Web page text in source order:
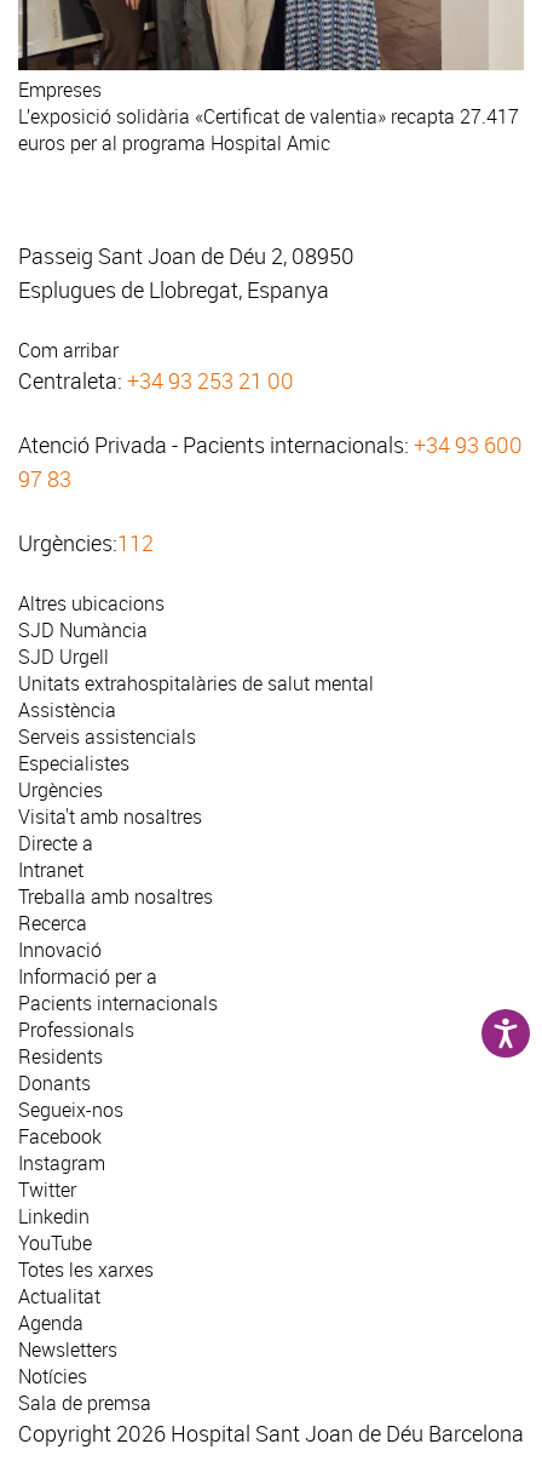
Empreses
L’exposició solidària «Certificat de valentia» recapta 27.417
euros per al programa Hospital Amic
Passeig Sant Joan de Déu 2, 08950
Esplugues de Llobregat, Espanya
Com arribar
Centraleta: +34 93 253 21 00
Atenció Privada - Pacients internacionals: +34 93 600
97 83
Urgències:112
Altres ubicacions
SJD Numància
SJD Urgell
Unitats extrahospitalàries de salut mental
Assistència
Serveis assistencials
Especialistes
Urgències
Visita't amb nosaltres
Directe a
Intranet
Treballa amb nosaltres
Recerca
Innovació
Informació per a
Pacients internacionals
Professionals
Residents
Donants
Segueix-nos
Facebook
Instagram
Twitter
Linkedin
YouTube
Totes les xarxes
Actualitat
Agenda
Newsletters
Notícies
Sala de premsa
Copyright 2026 Hospital Sant Joan de Déu Barcelona